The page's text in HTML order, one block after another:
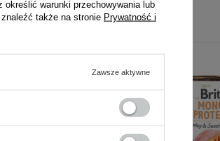
określić warunki przechowywania lub
także na stronie Prywatność i
Zawsze aktywne